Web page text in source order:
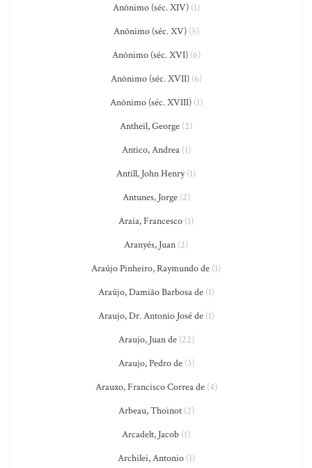
Anônimo (séc. XIV)(1)
Anônimo (séc. XV)(5)
Anônimo (séc. XVI)(6)
Anônimo (séc. XVII)(6)
Anônimo (séc. XVIII)(1)
Antheil, George (2)
Antico, Andrea(1)
Antill, John Henry(1)
Antunes, Jorge(2)
Araia, Francesco (1)
Aranyés, Juan (2)
Araújo Pinheiro, Raymundo de (1)
Araújo, Damião Barbosa de(1)
Araujo, Dr. Antonio José de(1)
Araujo, Juan de(22)
Araujo, Pedro de(3)
Arauxo, Francisco Correa de(4)
Arbeau, Thoinot(2)
Arcadelt, Jacob (1)
Archilei, Antonio(1)